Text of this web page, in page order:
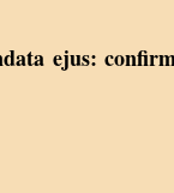
ejus: